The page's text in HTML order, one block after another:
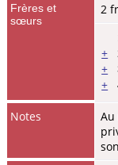
Frères et
sœurs
2
+
+
+
Notes
Au